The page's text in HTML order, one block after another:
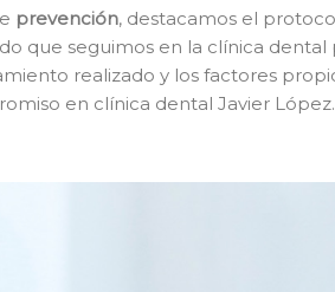
prevención, destacamos el
que seguimos en la clínica dental
realizado y los factores
en clínica dental Javier López.